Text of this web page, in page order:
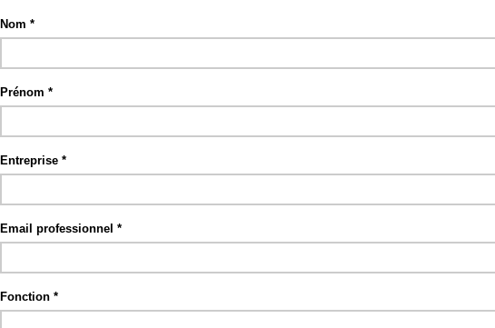
Nom
Prénom
Entreprise
Email professionnel
Fonction